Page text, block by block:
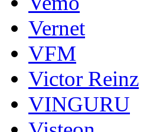
Vernet
VFM
Victor Reinz
VINGURU